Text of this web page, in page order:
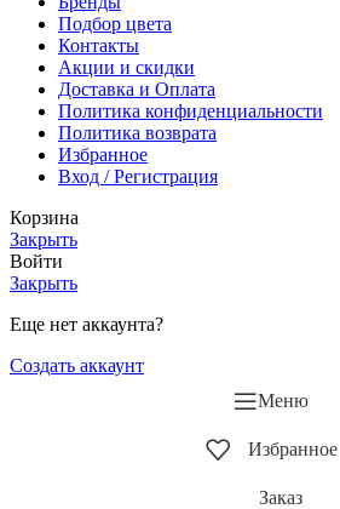
Подбор цвета
Контакты
Акции и скидки
Доставка и Оплата
Политика конфиденциальности
Политика возврата
Избранное
Вход / Регистрация
Корзина
Закрыть
Войти
Закрыть
Еще нет аккаунта?
Создать аккаунт
Меню
Избранное
Заказ